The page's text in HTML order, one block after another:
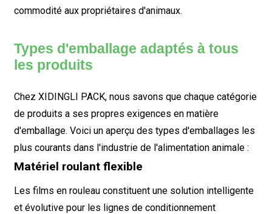
commodité aux propriétaires d'animaux.
Types d'emballage adaptés à tous
les produits
Chez XIDINGLI PACK, nous savons que chaque catégorie
de produits a ses propres exigences en matière
d'emballage. Voici un aperçu des types d'emballages les
plus courants dans l'industrie de l'alimentation animale :
Matériel roulant flexible
Les films en rouleau constituent une solution intelligente
et évolutive pour les lignes de conditionnement